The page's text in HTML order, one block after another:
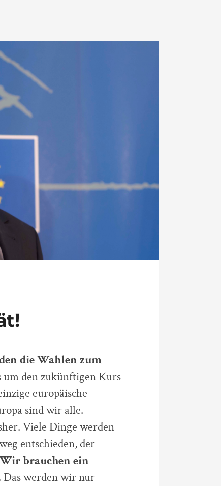
die Wahlen zum
um den zukünftigen Kurs
europäische
sind wir alle.
Viele Dinge werden
entschieden, der
Wir brauchen ein
Das werden wir nur